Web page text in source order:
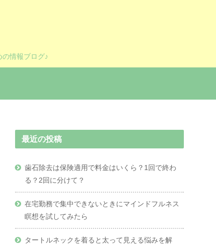
情報ブログ♪
最近の投稿
歯石除去は保険適用で料金はいくら？1回で終わ
る？2回に分けて？
在宅勤務で集中できないときにマインドフルネス
瞑想を試してみたら
タートルネックを着ると太って見える悩みを解